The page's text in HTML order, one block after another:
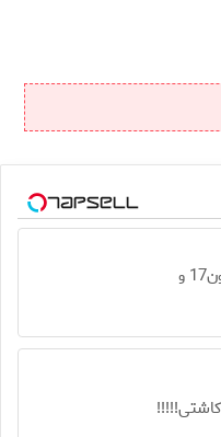
گردونه شانس بدون پوچ از PS5 تا آیفون17 و